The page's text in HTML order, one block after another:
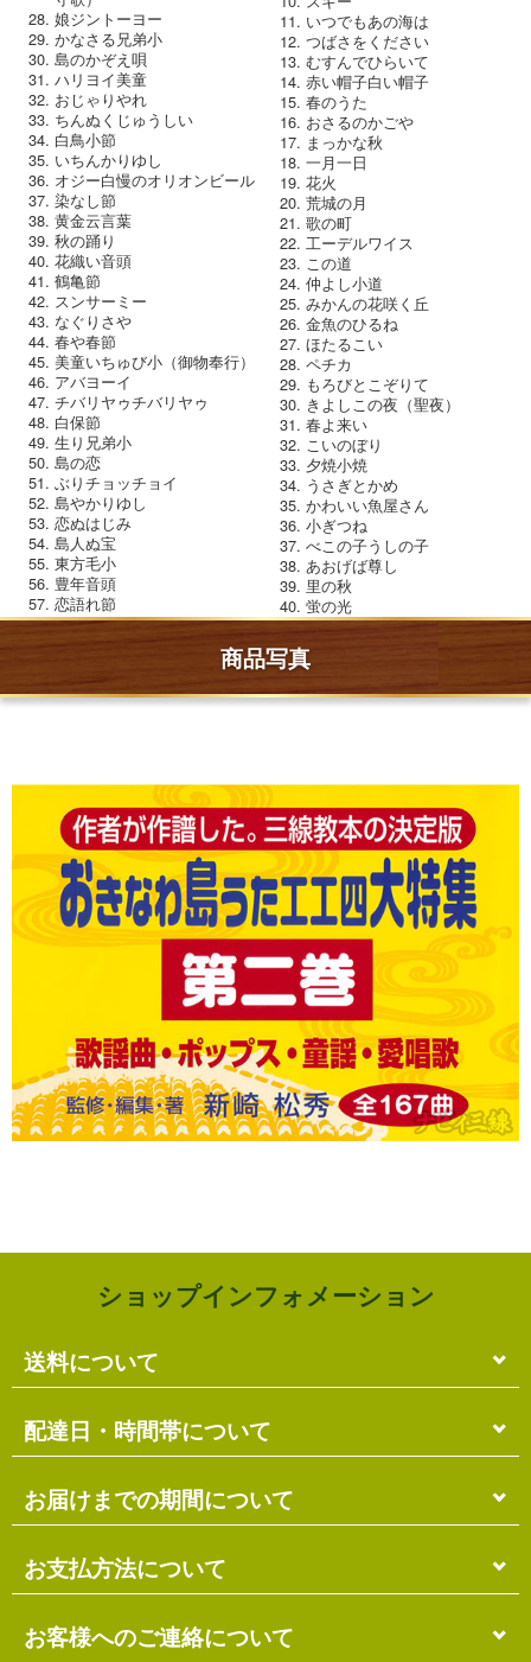
娘ジントーヨー
かなさる兄弟小
島のかぞえ唄
ハリヨイ美童
おじゃりやれ
ちんぬくじゅうしい
白鳥小節
いちんかりゆし
オジー白慢のオリオンビール
染なし節
黄金云言葉
秋の踊り
花織い音頭
鶴亀節
スンサーミー
なぐりさや
春や春節
美童いちゅび小（御物奉行）
アバヨーイ
チバリヤゥチバリヤゥ
白保節
生り兄弟小
島の恋
ぶりチョッチョイ
島やかりゆし
恋ぬはじみ
島人ぬ宝
東方毛小
豊年音頭
恋語れ節
いつでもあの海は
つばさをください
むすんでひらいて
赤い帽子白い帽子
春のうた
おさるのかごや
まっかな秋
一月一日
花火
荒城の月
歌の町
工ーデルワイス
この道
仲よし小道
みかんの花咲く丘
金魚のひるね
ほたるこい
ペチカ
もろびとこぞりて
きよしこの夜（聖夜）
春よ来い
こいのぼり
夕焼小焼
うさぎとかめ
かわいい魚屋さん
小ぎつね
べこの子うしの子
あおげば尊し
里の秋
蛍の光
商品写真
ショップインフォメーション
送料について
単品のみの場合
各商品に記載の送料となります。
複数商品の場合
ます。
送料には梱包料も含まれています。
※ショッピングカートの仕組み上、送料が正しく計算
されない場合があります。
配達日・時間帯について
配達日・配達時間帯のご指定は出来ません。
お届け先に投函される「ご不在連絡票」より再配達希
用ください。
お届けまでの期間について
在庫がある場合
ご注文確認日より3営業日以内の発送となります。
離島の場合、上記以上にお時間がかかる場合がありま
お支払方法について
代金引換（＋400円）
お客様へのご連絡について